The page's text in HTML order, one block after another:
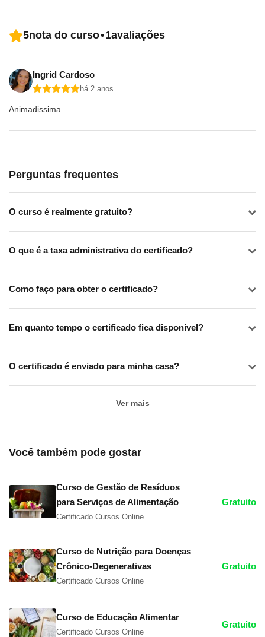
5nota do curso•1avaliações
Ingrid Cardoso
há 2 anos
Animadissima
Perguntas frequentes
O curso é realmente gratuito?
O que é a taxa administrativa do certificado?
Como faço para obter o certificado?
Em quanto tempo o certificado fica disponível?
O certificado é enviado para minha casa?
Ver mais
Você também pode gostar
Curso de Gestão de Resíduos
para Serviços de Alimentação
Certificado Cursos Online
Gratuito
Curso de Nutrição para Doenças
Crônico-Degenerativas
Certificado Cursos Online
Gratuito
Curso de Educação Alimentar
Certificado Cursos Online
Gratuito